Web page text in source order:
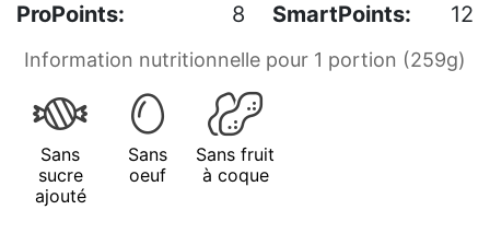
ProPoints:
8 SmartPoints: 12
Information nutritionnelle pour 1 portion (259g)
Sans
sucre
ajouté
Sans
oeuf
Sans fruit
à coque